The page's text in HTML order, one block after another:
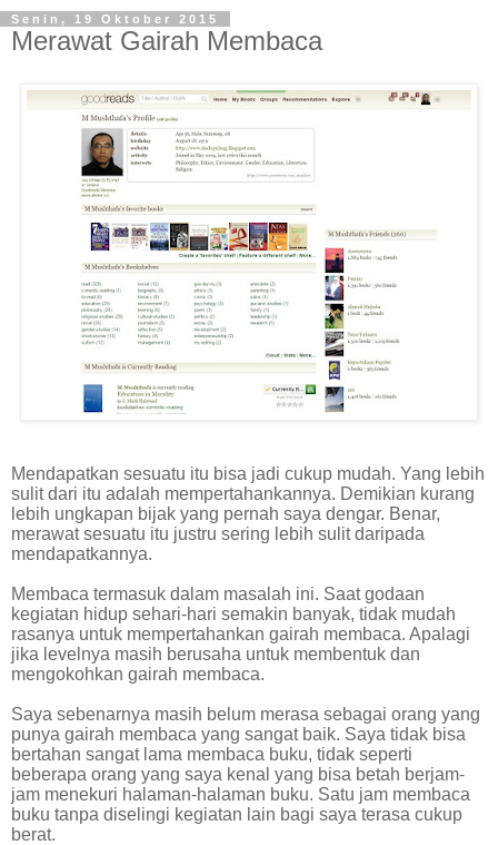
Senin, 19 Oktober 2015
Merawat Gairah Membaca
Mendapatkan sesuatu itu bisa jadi cukup mudah. Yang lebih
sulit dari itu adalah mempertahankannya. Demikian kurang
lebih ungkapan bijak yang pernah saya dengar. Benar,
merawat sesuatu itu justru sering lebih sulit daripada
mendapatkannya.
Membaca termasuk dalam masalah ini. Saat godaan
kegiatan hidup sehari-hari semakin banyak, tidak mudah
rasanya untuk mempertahankan gairah membaca. Apalagi
jika levelnya masih berusaha untuk membentuk dan
mengokohkan gairah membaca.
Saya sebenarnya masih belum merasa sebagai orang yang
punya gairah membaca yang sangat baik. Saya tidak bisa
bertahan sangat lama membaca buku, tidak seperti
beberapa orang yang saya kenal yang bisa betah berjam-
jam menekuri halaman-halaman buku. Satu jam membaca
buku tanpa diselingi kegiatan lain bagi saya terasa cukup
berat.